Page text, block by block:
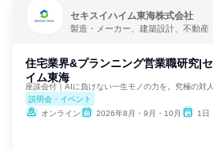
セキスイハイム東海株式会社
製造・メーカー、建築設計、不動産
住宅業界&プランニング営業職研究|
イム東海
座談会付｜AIに負けない一生モノの力を。究極の対
説明会・イベント
オンライン
2026年8月・9月・10月 1日